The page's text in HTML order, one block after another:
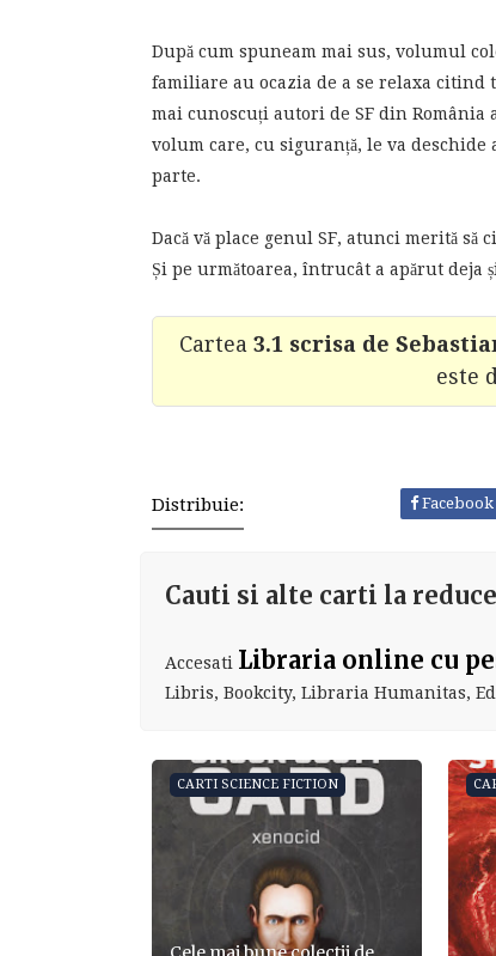
După cum spuneam mai sus, volumul
familiare au ocazia de a se relaxa citind
mai cunoscuți autori de SF din
volum care, cu siguranță, le va
parte.
Dacă vă place genul SF, atunci merită să
Și pe următoarea, întrucât a apărut deja
Cartea3.1 scrisa de
este
Distribuie: Facebook
Cauti si alte carti la
Accesati Libraria online cu
Libris, Bookcity, Libraria Humanitas,
CARTI SCIENCE FICTION